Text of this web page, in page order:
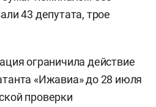
43 депутата, трое
ограничила действие
«Ижавиа» до 28 июля
проверки